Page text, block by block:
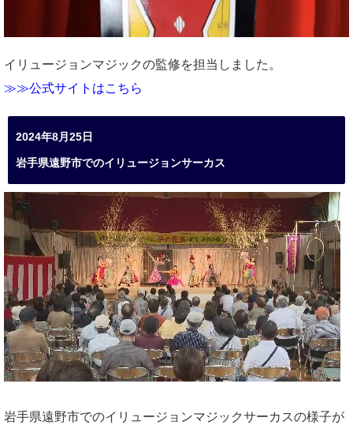
イリュージョンマジックの監修を担当しました。
≫≫公式サイトはこちら
2024年8月25日
岩手県遠野市でのイリュージョンサーカス
岩手県遠野市でのイリュージョンマジックサーカスの様子が